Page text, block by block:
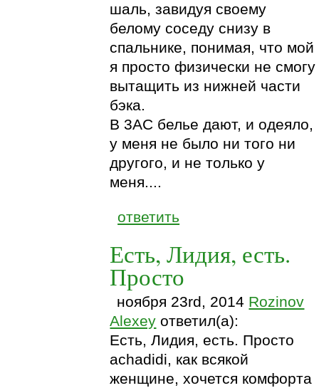
шаль, завидуя своему
белому соседу снизу в
спальнике, понимая, что мой
я просто физически не смогу
вытащить из нижней части
бэка.
В 3АС белье дают, и одеяло,
у меня не было ни того ни
другого, и не только у
меня....
ответить
Есть, Лидия, есть.
Просто
ноября 23rd, 2014 Rozinov
Alexey ответил(а):
Есть, Лидия, есть. Просто
achadidi, как всякой
женщине, хочется комфорта